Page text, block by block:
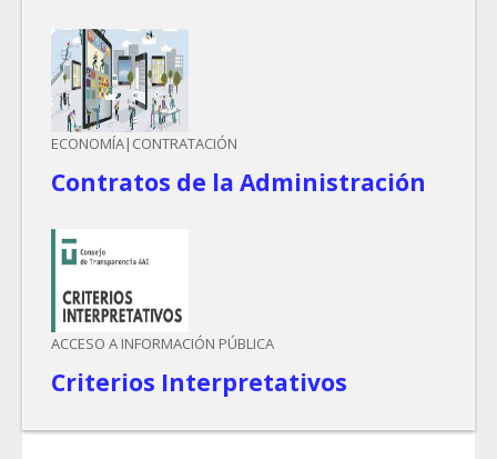
ECONOMÍA|CONTRATACIÓN
Contratos de la Administración
ACCESO A INFORMACIÓN PÚBLICA
Criterios Interpretativos